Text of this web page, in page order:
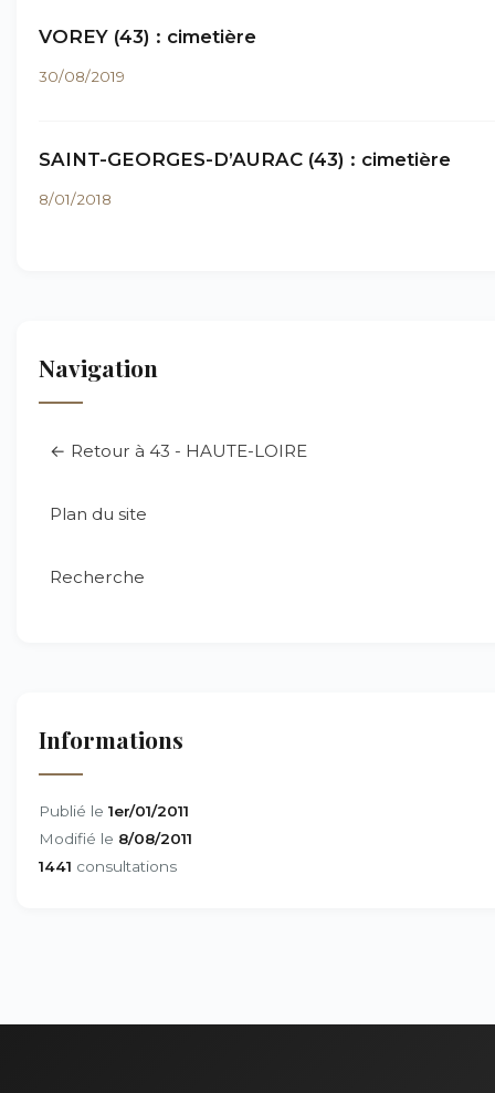
VOREY (43) : cimetière
30/08/2019
SAINT-GEORGES-D’AURAC (43) : cimetière
8/01/2018
Navigation
← Retour à 43 - HAUTE-LOIRE
Plan du site
Recherche
Informations
Publié le 1er/01/2011
Modifié le 8/08/2011
1441 consultations